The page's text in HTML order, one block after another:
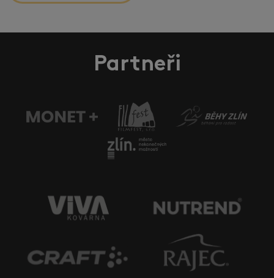
Partneři